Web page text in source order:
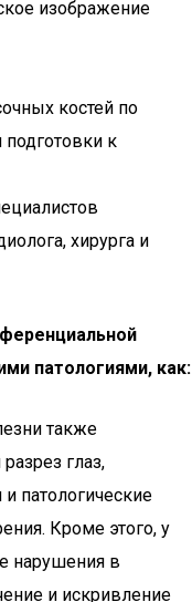
изображение
костей по
подготовки к
хирурга и
патологиями, как:
также
глаз,
патологические
Кроме этого, у
нарушения в
и искривление